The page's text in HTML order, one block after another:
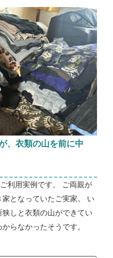
、衣類の山を前に中
利用実例です。 ご両親が
となっていたご実家。 い
しと衣類の山ができてい
らなかったそうです。